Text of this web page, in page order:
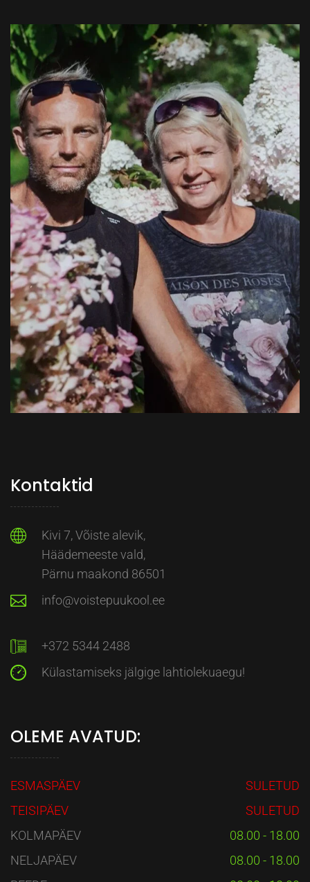
Kontaktid
Kivi 7, Võiste alevik,
Häädemeeste vald,
Pärnu maakond 86501
info@voistepuukool.ee
+372 5344 2488
Külastamiseks jälgige lahtiolekuaegu!
OLEME AVATUD:
ESMASPÄEV
SULETUD
TEISIPÄEV
SULETUD
KOLMAPÄEV
08.00 - 18.00
NELJAPÄEV
08.00 - 18.00